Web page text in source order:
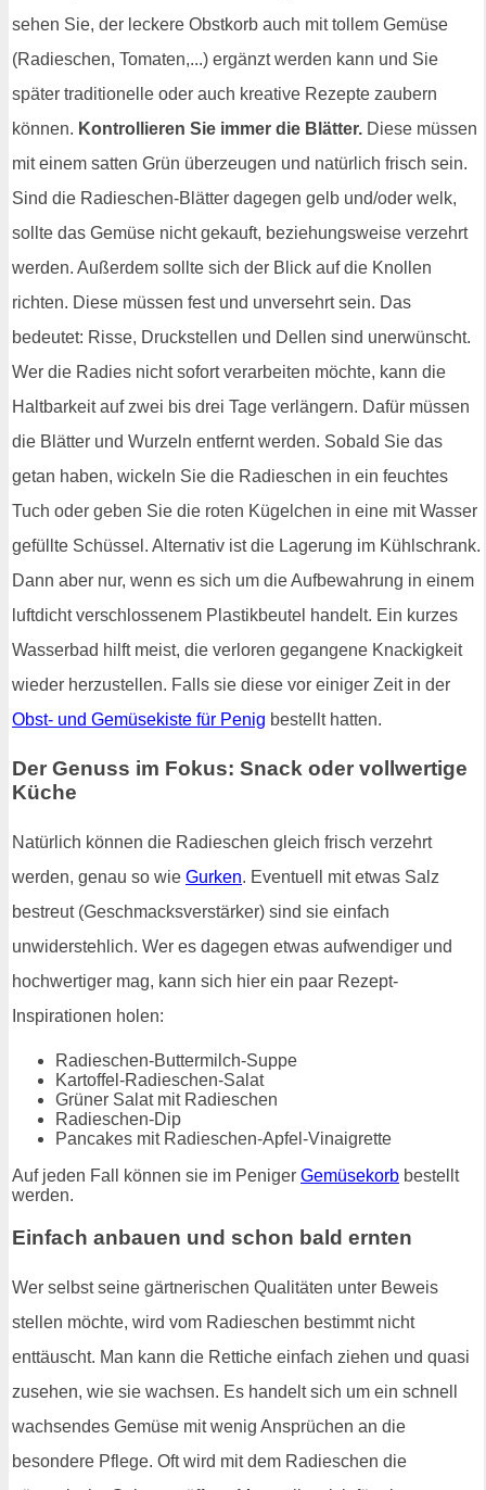
sehen Sie, der leckere Obstkorb auch mit tollem Gemüse
(Radieschen, Tomaten,...) ergänzt werden kann und Sie
später traditionelle oder auch kreative Rezepte zaubern
können. Kontrollieren Sie immer die Blätter. Diese müssen
mit einem satten Grün überzeugen und natürlich frisch sein.
Sind die Radieschen-Blätter dagegen gelb und/oder welk,
sollte das Gemüse nicht gekauft, beziehungsweise verzehrt
werden. Außerdem sollte sich der Blick auf die Knollen
richten. Diese müssen fest und unversehrt sein. Das
bedeutet: Risse, Druckstellen und Dellen sind unerwünscht.
Wer die Radies nicht sofort verarbeiten möchte, kann die
Haltbarkeit auf zwei bis drei Tage verlängern. Dafür müssen
die Blätter und Wurzeln entfernt werden. Sobald Sie das
getan haben, wickeln Sie die Radieschen in ein feuchtes
Tuch oder geben Sie die roten Kügelchen in eine mit Wasser
gefüllte Schüssel. Alternativ ist die Lagerung im Kühlschrank.
Dann aber nur, wenn es sich um die Aufbewahrung in einem
luftdicht verschlossenem Plastikbeutel handelt. Ein kurzes
Wasserbad hilft meist, die verloren gegangene Knackigkeit
wieder herzustellen. Falls sie diese vor einiger Zeit in der
Obst- und Gemüsekiste für Penig bestellt hatten.
Der Genuss im Fokus: Snack oder vollwertige
Küche
Natürlich können die Radieschen gleich frisch verzehrt
werden, genau so wie Gurken. Eventuell mit etwas Salz
bestreut (Geschmacksverstärker) sind sie einfach
unwiderstehlich. Wer es dagegen etwas aufwendiger und
hochwertiger mag, kann sich hier ein paar Rezept-
Inspirationen holen:
Radieschen-Buttermilch-Suppe
Kartoffel-Radieschen-Salat
Grüner Salat mit Radieschen
Radieschen-Dip
Pancakes mit Radieschen-Apfel-Vinaigrette
Auf jeden Fall können sie im Peniger Gemüsekorb bestellt
werden.
Einfach anbauen und schon bald ernten
Wer selbst seine gärtnerischen Qualitäten unter Beweis
stellen möchte, wird vom Radieschen bestimmt nicht
enttäuscht. Man kann die Rettiche einfach ziehen und quasi
zusehen, wie sie wachsen. Es handelt sich um ein schnell
wachsendes Gemüse mit wenig Ansprüchen an die
besondere Pflege. Oft wird mit dem Radieschen die